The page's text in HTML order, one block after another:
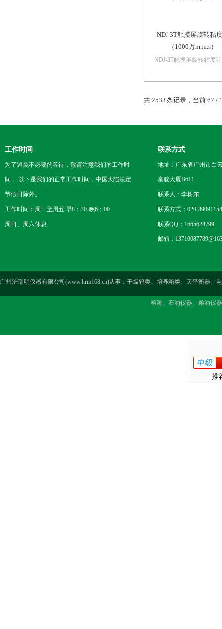
NDJ-3T触摸屏旋转粘
（1000万mpa.s）
NDJ-3T触摸屏旋转粘度计
泛用于测定油墨、胶水、
料、石油、化妆品、牛奶
共 2533 条记录，当前 67 /
工作时间
为了避免不必要的等待，敬请注意我们的工作时
间 。以下是我们的正常工作时间，中国大陆法定
节假日除外。
工作时间：周一至周五 早8：30-晚6：00
周日、周六休息
联系方式
地址：广东省广州市白
富骏大厦B611
联系人：李树东
联系方式：020-89091154
联系QQ：1665624799
邮箱：
广州沪瑞明仪器有限公司(www.hrm168.cn)从事：干燥箱类、培养箱类、天平衡器
检测、石油仪器、粮油仪
推